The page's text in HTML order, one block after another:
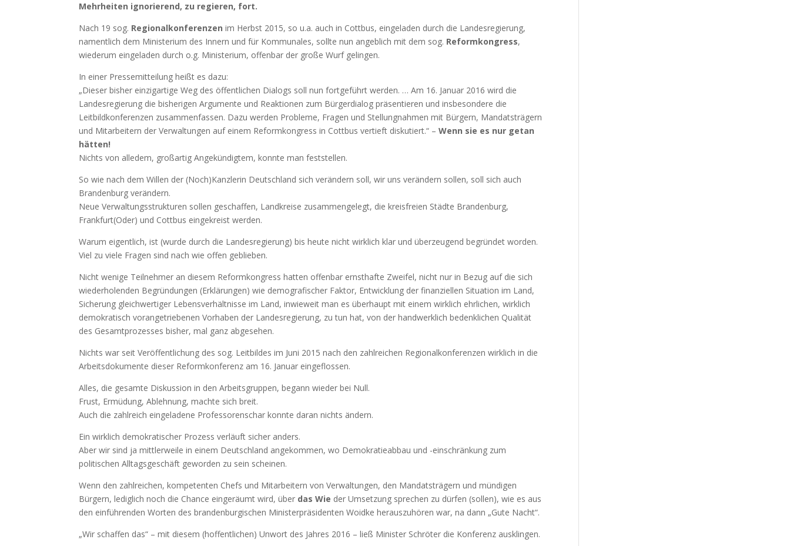
Mehrheiten ignorierend, zu regieren, fort.
Nach 19 sog. Regionalkonferenzen im Herbst 2015, so u.a. auch in Cottbus, eingeladen durch die Landesregierung,
namentlich dem Ministerium des Innern und für Kommunales, sollte nun angeblich mit dem sog. Reformkongress,
wiederum eingeladen durch o.g. Ministerium, offenbar der große Wurf gelingen.
In einer Pressemitteilung heißt es dazu:
„Dieser bisher einzigartige Weg des öffentlichen Dialogs soll nun fortgeführt werden. … Am 16. Januar 2016 wird die
Landesregierung die bisherigen Argumente und Reaktionen zum Bürgerdialog präsentieren und insbesondere die
Leitbildkonferenzen zusammenfassen. Dazu werden Probleme, Fragen und Stellungnahmen mit Bürgern, Mandatsträgern
und Mitarbeitern der Verwaltungen auf einem Reformkongress in Cottbus vertieft diskutiert.“ –Wenn sie es nur getan
hätten!
Nichts von alledem, großartig Angekündigtem, konnte man feststellen.
So wie nach dem Willen der (Noch)Kanzlerin Deutschland sich verändern soll, wir uns verändern sollen, soll sich auch
Brandenburg verändern.
Neue Verwaltungsstrukturen sollen geschaffen, Landkreise zusammengelegt, die kreisfreien Städte Brandenburg,
Frankfurt(Oder) und Cottbus eingekreist werden.
Warum eigentlich, ist (wurde durch die Landesregierung) bis heute nicht wirklich klar und überzeugend begründet worden.
Viel zu viele Fragen sind nach wie offen geblieben.
Nicht wenige Teilnehmer an diesem Reformkongress hatten offenbar ernsthafte Zweifel, nicht nur in Bezug auf die sich
wiederholenden Begründungen (Erklärungen) wie demografischer Faktor, Entwicklung der finanziellen Situation im Land,
Sicherung gleichwertiger Lebensverhältnisse im Land, inwieweit man es überhaupt mit einem wirklich ehrlichen, wirklich
demokratisch vorangetriebenen Vorhaben der Landesregierung, zu tun hat, von der handwerklich bedenklichen Qualität
des Gesamtprozesses bisher, mal ganz abgesehen.
Nichts war seit Veröffentlichung des sog. Leitbildes im Juni 2015 nach den zahlreichen Regionalkonferenzen wirklich in die
Arbeitsdokumente dieser Reformkonferenz am 16. Januar eingeflossen.
Alles, die gesamte Diskussion in den Arbeitsgruppen, begann wieder bei Null.
Frust, Ermüdung, Ablehnung, machte sich breit.
Auch die zahlreich eingeladene Professorenschar konnte daran nichts ändern.
Ein wirklich demokratischer Prozess verläuft sicher anders.
Aber wir sind ja mittlerweile in einem Deutschland angekommen, wo Demokratieabbau und -einschränkung zum
politischen Alltagsgeschäft geworden zu sein scheinen.
Wenn den zahlreichen, kompetenten Chefs und Mitarbeitern von Verwaltungen, den Mandatsträgern und mündigen
Bürgern, lediglich noch die Chance eingeräumt wird, über das Wie der Umsetzung sprechen zu dürfen (sollen), wie es aus
den einführenden Worten des brandenburgischen Ministerpräsidenten Woidke herauszuhören war, na dann „Gute Nacht“.
„Wir schaffen das“ – mit diesem (hoffentlichen) Unwort des Jahres 2016 – ließ Minister Schröter die Konferenz ausklingen.